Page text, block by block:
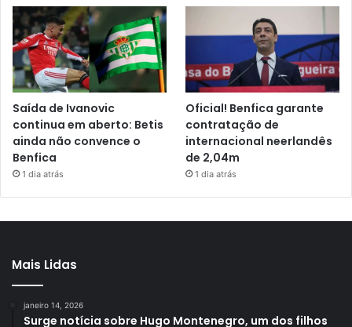
Saída de Ivanovic
continua em aberto: Betis
ainda não convence o
Benfica
1 dia atrás
Oficial! Benfica garante
contratação de
internacional neerlandês
de 2,04m
1 dia atrás
Mais Lidas
janeiro 14, 2026
Surge notícia sobre Hugo Montenegro, um dos filhos